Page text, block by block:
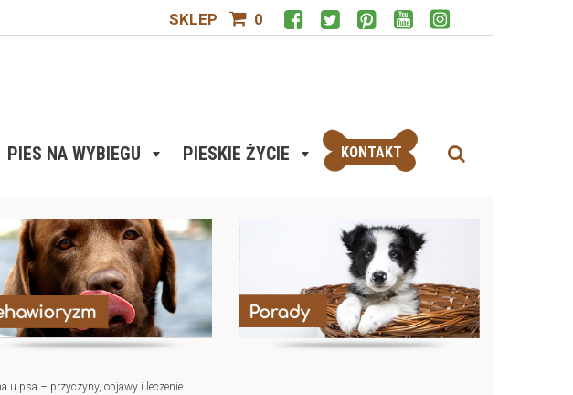
SKLEP 0
PIES NA WYBIEGU PIESKIE ŻYCIE KONTAKT
u psa – przyczyny, objawy i leczenie